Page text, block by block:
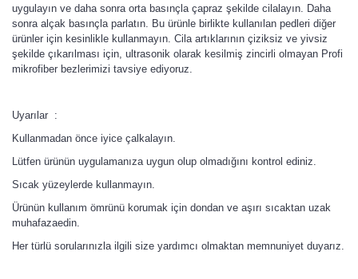
uygulayın ve daha sonra orta basınçla çapraz şekilde cilalayın. Daha
sonra alçak basınçla parlatın. Bu ürünle birlikte kullanılan pedleri diğer
ürünler için kesinlikle kullanmayın. Cila artıklarının çiziksiz ve yivsiz
şekilde çıkarılması için, ultrasonik olarak kesilmiş zincirli olmayan Profi
mikrofiber bezlerimizi tavsiye ediyoruz.
Uyarılar :
Kullanmadan önce iyice çalkalayın.
Lütfen ürünün uygulamanıza uygun olup olmadığını kontrol ediniz.
Sıcak yüzeylerde kullanmayın.
Ürünün kullanım ömrünü korumak için dondan ve aşırı sıcaktan uzak
muhafazaedin.
Her türlü sorularınızla ilgili size yardımcı olmaktan memnuniyet duyarız.